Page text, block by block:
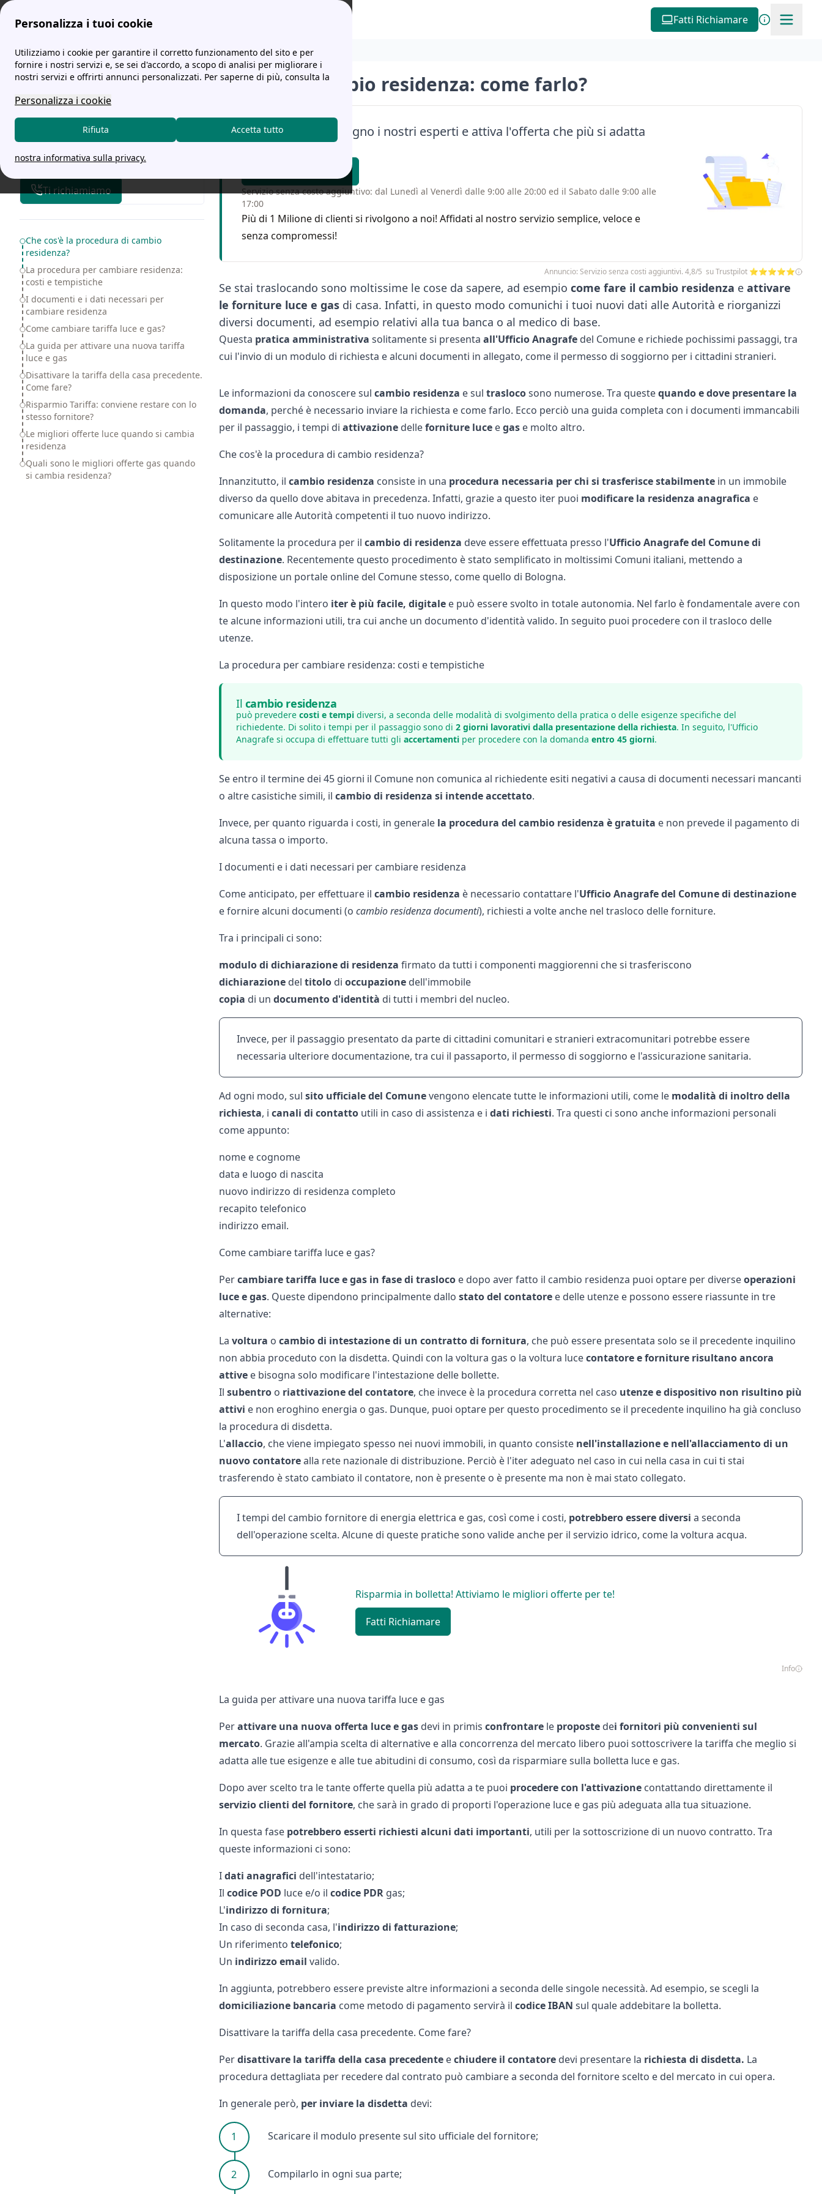
Personalizza i tuoi cookie
Utilizziamo i cookie per garantire il corretto funzionamento del sito e per
fornire i nostri servizi e, se sei d'accordo, a scopo di analisi per migliorare i
nostri servizi e offrirti annunci personalizzati. Per saperne di più, consulta la
Personalizza i cookie
Accetta tutto
Rifiuta
nostra informativa sulla privacy.
Fatti Richiamare
tariffe-energia.it Guida sul cambio residenza: come farlo?
Ti richiamiamo
Table of Contents
Che cos'è la procedura di cambio
residenza?
La procedura per cambiare residenza:
costi e tempistiche
I documenti e i dati necessari per
cambiare residenza
Come cambiare tariffa luce e gas?
La guida per attivare una nuova tariffa
luce e gas
Disattivare la tariffa della casa precedente.
Come fare?
Risparmio Tariffa: conviene restare con lo
stesso fornitore?
Le migliori offerte luce quando si cambia
residenza
Quali sono le migliori offerte gas quando
si cambia residenza?
Guida sul cambio residenza: come farlo?
Chiama senza impegno i nostri esperti e attiva l'offerta che più si adatta
Servizio senza costo aggiuntivo: dal Lunedì al Venerdì dalle 9:00 alle 20:00 ed il Sabato dalle 9:00 alle
17:00
Più di 1 Milione di clienti si rivolgono a noi! Affidati al nostro servizio semplice, veloce e
senza compromessi!
Annuncio: Servizio senza costi aggiuntivi. 4,8/5 su Trustpilot ⭐⭐⭐⭐⭐
Se stai traslocando sono moltissime le cose da sapere, ad esempio come fare il cambio residenza e attivare
le forniture luce e gasdi casa. Infatti, in questo modo comunichi i tuoi nuovi dati alle Autorità e riorganizzi
diversi documenti, ad esempio relativi alla tua banca o al medico di base.
Questa pratica amministrativa solitamente si presenta all'Ufficio Anagrafe del Comune e richiede pochissimi passaggi, tra
cui l'invio di un modulo di richiesta e alcuni documenti in allegato, come il permesso di soggiorno per i cittadini stranieri.
Le informazioni da conoscere sul cambio residenza e sul traslocosono numerose. Tra questequando e dove presentare la
domanda, perché è necessario inviare la richiesta e come farlo. Ecco perciò una guida completa con i documenti immancabili
per il passaggio, i tempi di attivazionedelleforniture luceegase molto altro.
Che cos'è la procedura di cambio residenza?
Innanzitutto, il cambio residenza consiste in una procedura necessaria per chi si trasferiscestabilmentein un immobile
diverso da quello dove abitava in precedenza. Infatti, grazie a questo iter puoi modificare la residenza anagrafica e
comunicare alle Autorità competenti il tuo nuovo indirizzo.
Solitamente la procedura per il cambio di residenza deve essere effettuata presso l'Ufficio Anagrafe del Comune di
destinazione. Recentemente questo procedimento è stato semplificato in moltissimi Comuni italiani, mettendo a
disposizione un portale online del Comune stesso, come quello di Bologna.
In questo modo l'intero iter è più facile, digitale e può essere svolto in totale autonomia. Nel farlo è fondamentale avere con
te alcune informazioni utili, tra cui anche un documento d'identità valido. In seguito puoi procedere con il trasloco delle
utenze.
La procedura per cambiare residenza: costi e tempistiche
Il cambio residenza
può prevedere costi e tempi diversi, a seconda delle modalità di svolgimento della pratica o delle esigenze specifiche del
richiedente. Di solito i tempi per il passaggio sono di 2 giorni lavorativi dalla presentazione della richiesta. In seguito, l'Ufficio
Anagrafe si occupa di effettuare tutti gli accertamentiper procedere con la domanda entro 45 giorni.
Se entro il termine dei 45 giorni il Comune non comunica al richiedente esiti negativi a causa di documenti necessari mancanti
o altre casistiche simili, il cambio di residenza si intende accettato.
Invece, per quanto riguarda i costi, in generale la procedura del cambio residenza è gratuita e non prevede il pagamento di
alcuna tassa o importo.
I documenti e i dati necessari per cambiare residenza
Come anticipato, per effettuare il cambio residenza è necessario contattare l'Ufficio Anagrafe del Comune di destinazione
e fornire alcuni documenti (o cambio residenza documenti), richiesti a volte anche nel trasloco delle forniture.
Tra i principali ci sono:
modulodi dichiarazionedi residenza firmato da tutti i componenti maggiorenni che si trasferiscono
dichiarazionedel titolodi occupazionedell'immobile
copia di un documentod'identità di tutti i membri del nucleo.
Invece, per il passaggio presentato da parte di cittadini comunitari e stranieri extracomunitari potrebbe essere
necessaria ulteriore documentazione, tra cui il passaporto, il permesso di soggiorno e l'assicurazione sanitaria.
Ad ogni modo, sul sito ufficiale del Comunevengono elencate tutte le informazioni utili, come le modalità di inoltro della
richiesta, i canali di contattoutili in caso di assistenza e i dati richiesti. Tra questi ci sono anche informazioni personali
come appunto:
nome e cognome
data e luogo di nascita
nuovo indirizzo di residenza completo
recapito telefonico
indirizzo email.
Come cambiare tariffa luce e gas?
Percambiare tariffa luce e gas in fase di trasloco e dopo aver fatto il cambio residenza puoi optare per diverseoperazioni
luce e gas. Queste dipendono principalmente dallo statodel contatoree delle utenze e possono essere riassunte in tre
alternative:
La voltura o cambio di intestazione di un contratto di fornitura, che può essere presentata solo se il precedente inquilino
non abbia proceduto con la disdetta. Quindi con la voltura gas o la voltura lucecontatore e forniture risultano ancora
attive e bisogna solo modificare l'intestazione delle bollette.
Il subentroo riattivazione del contatore, che invece è la procedura corretta nel caso utenze e dispositivo non risultino più
attivi e non eroghino energia o gas. Dunque, puoi optare per questo procedimento se il precedente inquilino ha già concluso
la procedura di disdetta.
L'allaccio, che viene impiegato spesso nei nuovi immobili, in quanto consiste nell'installazione e nell'allacciamento di un
nuovo contatorealla rete nazionale di distribuzione. Perciò è l'iter adeguato nel caso in cui nella casa in cui ti stai
trasferendo è stato cambiato il contatore, non è presente o è presente ma non è mai stato collegato.
Itempi del cambio fornitore di energia elettrica e gas, così come i costi, potrebbero essere diversi a seconda
dell'operazione scelta. Alcune di queste pratiche sono valide anche per il servizio idrico, come la voltura acqua.
Risparmia in bolletta! Attiviamo le migliori offerte per te!
Fatti Richiamare
Info
La guida per attivare una nuova tariffa luce e gas
Perattivare una nuova offerta luce e gasdevi in primis confrontarele propostedei fornitori più convenienti sul
mercato. Grazie all'ampia scelta di alternative e alla concorrenza del mercato libero puoi sottoscrivere la tariffa che meglio si
adatta alle tue esigenze e alle tue abitudini di consumo, così da risparmiare sulla bolletta lucee gas.
Dopo aver scelto tra le tante offerte quella più adatta a te puoi procedere con l'attivazionecontattando direttamente il
servizio clienti del fornitore, che sarà in grado di proporti l'operazione luce e gas più adeguata alla tua situazione.
In questa fase potrebbero esserti richiesti alcuni dati importanti, utili per la sottoscrizione di un nuovo contratto. Tra
queste informazioni ci sono:
Idati anagrafici dell'intestatario;
Il codice POD luce e/o il codice PDRgas;
L'indirizzo di fornitura;
In caso di seconda casa, l'indirizzo di fatturazione;
Un riferimento telefonico;
Un indirizzo email valido.
In aggiunta, potrebbero essere previste altre informazioni a seconda delle singole necessità. Ad esempio, se scegli la
domiciliazione bancaria come metodo di pagamento servirà il codice IBAN sul quale addebitare la bolletta.
Disattivare la tariffa della casa precedente. Come fare?
Perdisattivare la tariffa della casa precedenteechiudere il contatoredevi presentare la richiesta di disdetta. La
procedura dettagliata per recedere dal contrato può cambiare a seconda del fornitore scelto e del mercato in cui opera.
In generale però, per inviare la disdetta devi:
Scaricare il modulo presente sul sito ufficiale del fornitore;
Compilarlo in ogni sua parte;